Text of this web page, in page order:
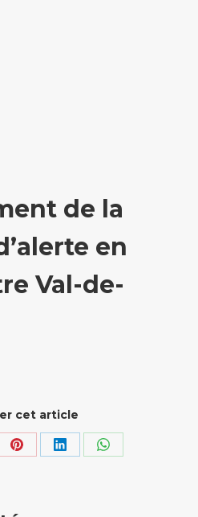
de la
en
Val-de-
cet article
PartagerPartagerPartager